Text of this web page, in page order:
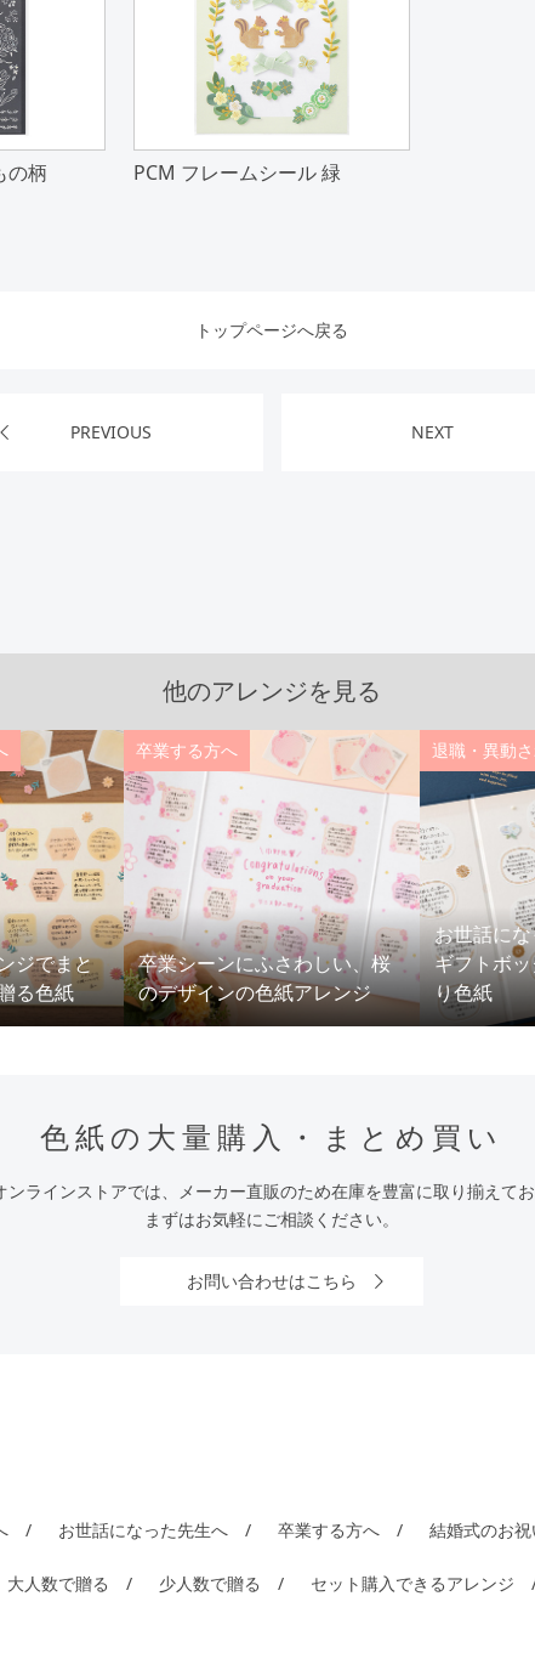
の柄 PCM フレームシール 緑
トップページへ戻る
PREVIOUS NEXT
他のアレンジを見る
ジでまと
る色紙
卒業シーンにふさわしい、桜
のデザインの色紙アレンジ
卒業する方へ
お世話に
ギフトボ
り色紙
退職・異動
色紙の大量購入・まとめ買い
ンラインストアでは、メーカー直販のため在庫を豊富に取り揃えてお
まずはお気軽にご相談ください。
お問い合わせはこちら
お世話になった先生へ 卒業する方へ 結婚式のお
大人数で贈る 少人数で贈る セット購入できるアレンジ